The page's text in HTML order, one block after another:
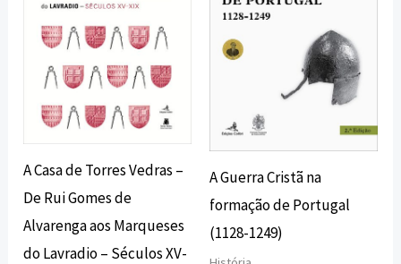
A Casa de Torres Vedras –
De Rui Gomes de
Alvarenga aos Marqueses
do Lavradio – Séculos XV-
A Guerra Cristã na
formação de Portugal
(1128-1249)